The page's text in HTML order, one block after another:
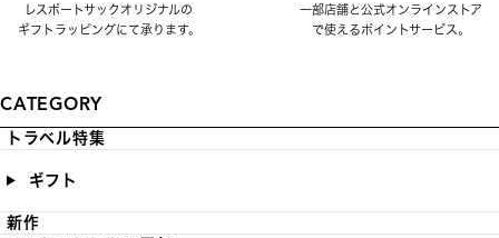
レスポートサックオリジナルの
ギフトラッピングにて承ります。
一部店舗と公式オンラインストア
で使えるポイントサービス。
CATEGORY
トラベル特集
ギフト
新作